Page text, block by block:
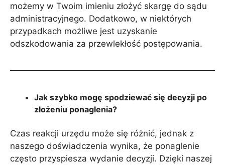
możemy w Twoim imieniu złożyć skargę do sądu
administracyjnego. Dodatkowo, w niektórych
przypadkach możliwe jest uzyskanie
odszkodowania za przewlekłość postępowania.
Jak szybko mogę spodziewać się decyzji po
złożeniu ponaglenia?
Czas reakcji urzędu może się różnić, jednak z
naszego doświadczenia wynika, że ponaglenie
często przyspiesza wydanie decyzji. Dzięki naszej